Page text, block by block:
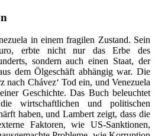
in einem fragilen Zustand. Sein
erbte nicht nur das Erbe des
sondern auch einen Staat, der
dem Ölgeschäft abhängig war. Die
nach Chávez‘ Tod ein, und Venezuela
Geschichte. Das Buch beleuchtet
wirtschaftlichen und politischen
haben, und Lambert zeigt, dass die
Faktoren, wie US-Sanktionen,